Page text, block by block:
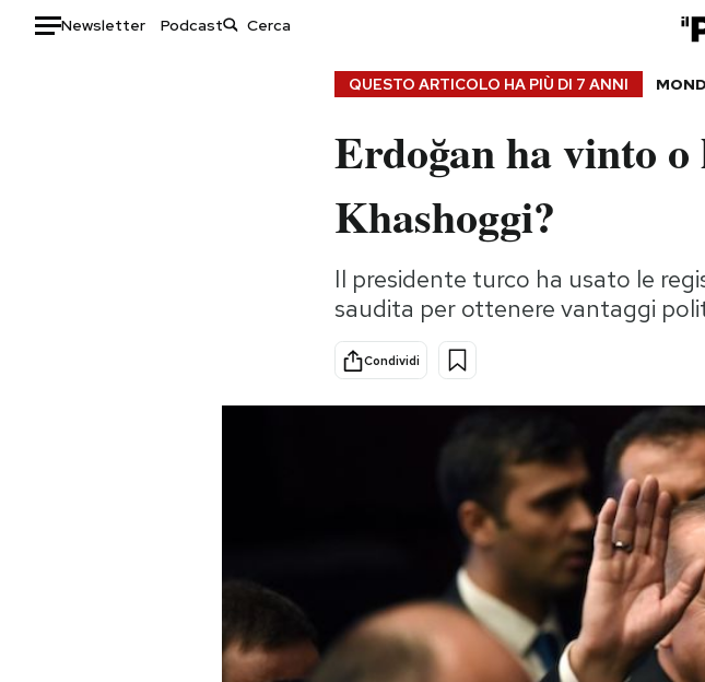
Newsletter Podcast
Ok Boomer!
Altrecose
QUESTO ARTICOLO HA PIÙ DI 7 ANNI
Erdoğan ha vinto o
Khashoggi?
Il presidente turco ha usato le
saudita per ottenere vantaggi
Condividi